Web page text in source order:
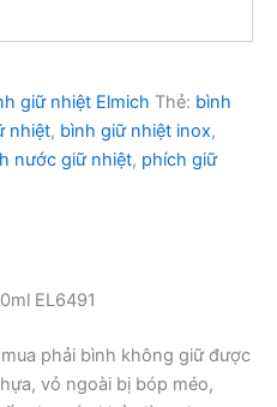
giữ nhiệt Elmich Thẻ: bình
nhiệt, bình giữ nhiệt inox,
nước giữ nhiệt, phích giữ
EL6491
phải bình không giữ được
vỏ ngoài bị bóp méo,